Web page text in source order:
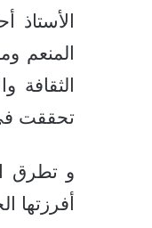
المنعم
الثقافة
تحققت
و تطرق
أفرزتها